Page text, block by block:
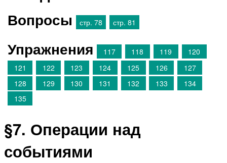
Вопросы стр. 78 стр. 81
Упражнения 117 118 119
120
121
122 123 124 125 126
127
128
129 130 131 132 133
134
135
§7. Операции над
событиями